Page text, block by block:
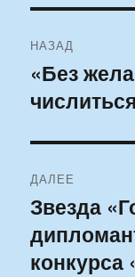
по
записям
НАЗАД
Предыдущая
запись:
«Без
ДАЛЕЕ
Следующая
запись:
Звезда
конкурса